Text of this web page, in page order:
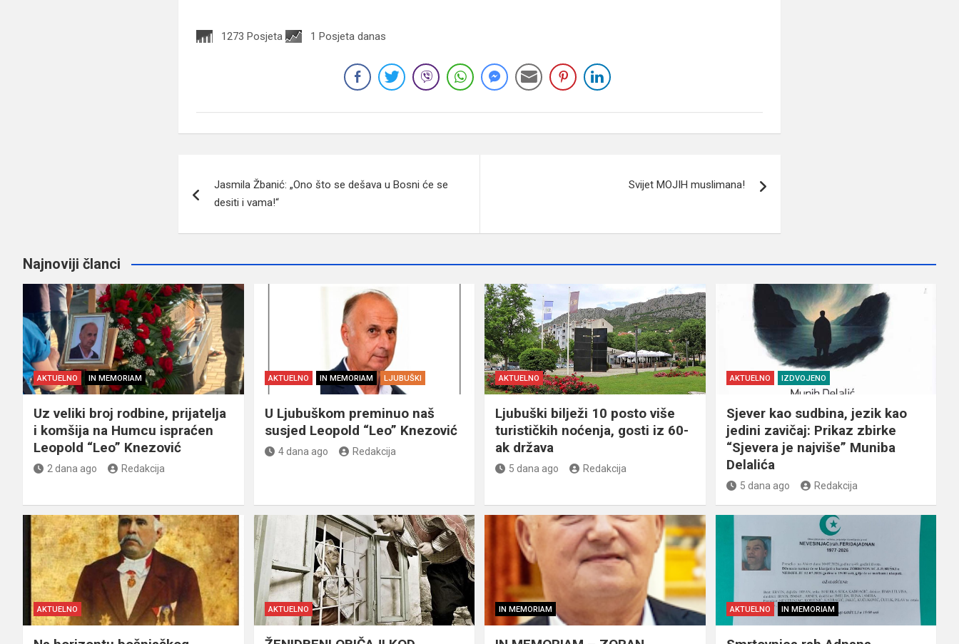
1273 Posjeta 1 Posjeta danas
članaka
Jasmila Žbanić: „Ono što se dešava u Bosni će se
desiti i vama!“
Svijet MOJIH muslimana!
Najnoviji članci
AKTUELNO IN MEMORIAM
Uz veliki broj rodbine, prijatelja
i komšija na Humcu ispraćen
Leopold “Leo” Knezović
2 dana ago Redakcija
AKTUELNO IN MEMORIAM LJUBUŠKI
U Ljubuškom preminuo naš
susjed Leopold “Leo” Knezović
4 dana ago Redakcija
AKTUELNO
Ljubuški bilježi 10 posto više
turističkih noćenja, gosti iz 60-
ak država
5 dana ago Redakcija
AKTUELNO IZDVOJENO
Sjever kao sudbina, jezik kao
jedini zavičaj: Prikaz zbirke
“Sjevera je najviše” Muniba
Delalića
5 dana ago Redakcija
AKTUELNO AKTUELNO IN MEMORIAM AKTUELNO IN MEMORIAM